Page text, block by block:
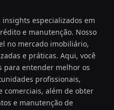
insights especializados em
e manutenção. Nosso
no mercado imobiliário,
e práticas. Aqui, você
para entender melhor os
profissionais,
comerciais, além de obter
e manutenção de